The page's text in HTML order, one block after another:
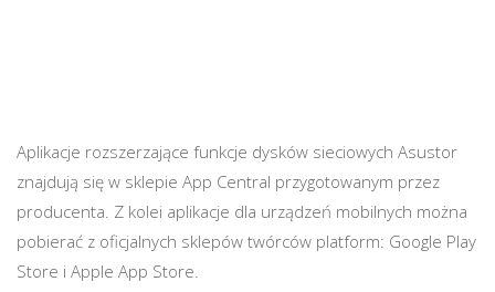
Aplikacje rozszerzające funkcje dysków sieciowych Asustor
znajdują się w sklepie App Central przygotowanym przez
producenta. Z kolei aplikacje dla urządzeń mobilnych można
pobierać z oficjalnych sklepów twórców platform: Google Play
Store i Apple App Store.